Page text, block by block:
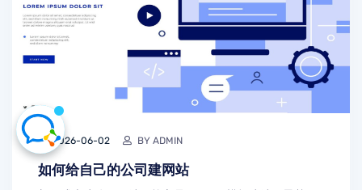
2026-06-02 BY ADMIN
如何给自己的公司建网站